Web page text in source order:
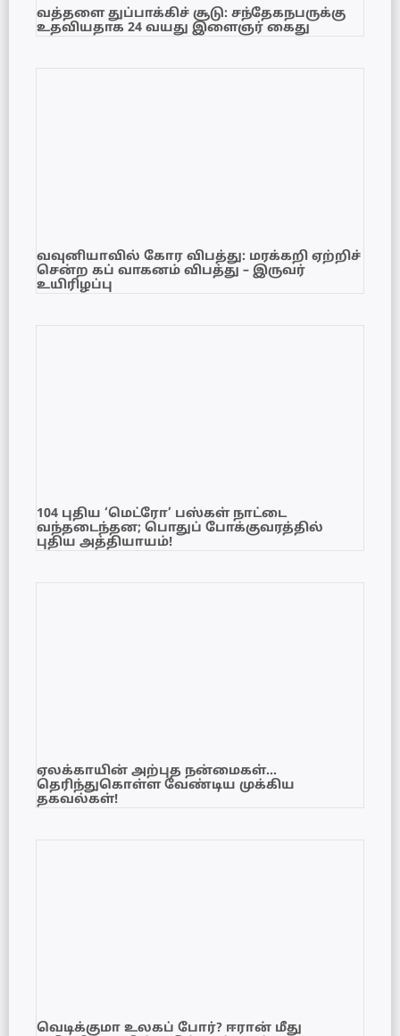
வத்தளை துப்பாக்கிச் சூடு: சந்தேகநபருக்கு
உதவியதாக 24 வயது இளைஞர் கைது
வவுனியாவில் கோர விபத்து: மரக்கறி ஏற்றிச்
சென்ற கப் வாகனம் விபத்து – இருவர்
உயிரிழப்பு
104 புதிய ‘மெட்ரோ’ பஸ்கள் நாட்டை
வந்தடைந்தன; பொதுப் போக்குவரத்தில்
புதிய அத்தியாயம்!
ஏலக்காயின் அற்புத நன்மைகள்…
தெரிந்துகொள்ள வேண்டிய முக்கிய
தகவல்கள்!
வெடிக்குமா உலகப் போர்? ஈரான் மீது